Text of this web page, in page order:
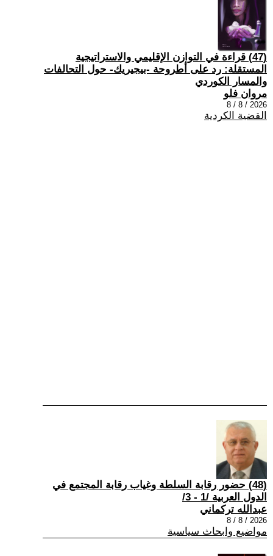
(47) قراءة في التوازن الإقليمي والاستراتيجية
المستقلة: رد على أطروحة -بيجيريك- حول التحالفات
والمسار الكوردي
مروان فلو
2026 / 8 / 8
القضية الكردية
(48) حضور رقابة السلطة وغياب رقابة المجتمع في
الدول العربية /1 - 3/
عبدالله تركماني
2026 / 8 / 8
مواضيع وابحاث سياسية